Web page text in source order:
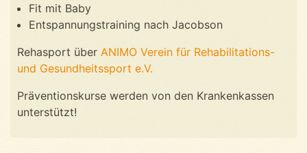
Fit mit Baby
Entspannungstraining nach Jacobson
Rehasport über ANIMO Verein für Rehabilitations-
und Gesundheitssport e.V.
Präventionskurse werden von den Krankenkassen
unterstützt!